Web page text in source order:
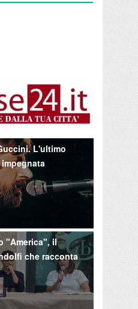
L'ultimo
"America", il
che racconta